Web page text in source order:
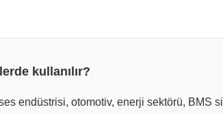
kullanılır?
endüstrisi, otomotiv, enerji sektörü,